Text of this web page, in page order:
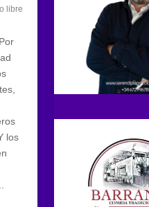
libre
los